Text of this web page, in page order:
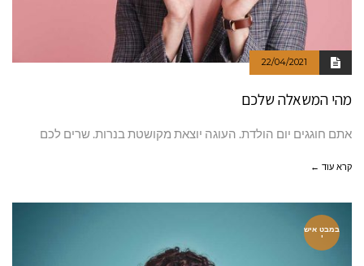
22/04/2021
מהי המשאלה שלכם
אתם חוגגים יום הולדת. העוגה יוצאת מקושטת בנרות. שרים לכם
קרא עוד ←
במבט איש
י